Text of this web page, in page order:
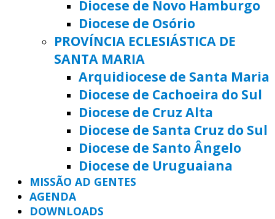
Diocese de Novo Hamburgo
Diocese de Osório
PROVÍNCIA ECLESIÁSTICA DE
SANTA MARIA
Arquidiocese de Santa Maria
Diocese de Cachoeira do Sul
Diocese de Cruz Alta
Diocese de Santa Cruz do Sul
Diocese de Santo Ângelo
Diocese de Uruguaiana
MISSÃO AD GENTES
AGENDA
DOWNLOADS